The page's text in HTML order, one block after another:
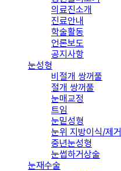
의료진소개
진료안내
학술활동
언론보도
공지사항
눈성형
비절개 쌍꺼풀
절개 쌍꺼풀
눈매교정
트임
눈밑성형
눈위 지방이식/제거
중년눈성형
눈썹하거상술
눈재수술